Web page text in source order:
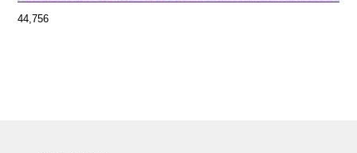
44,756